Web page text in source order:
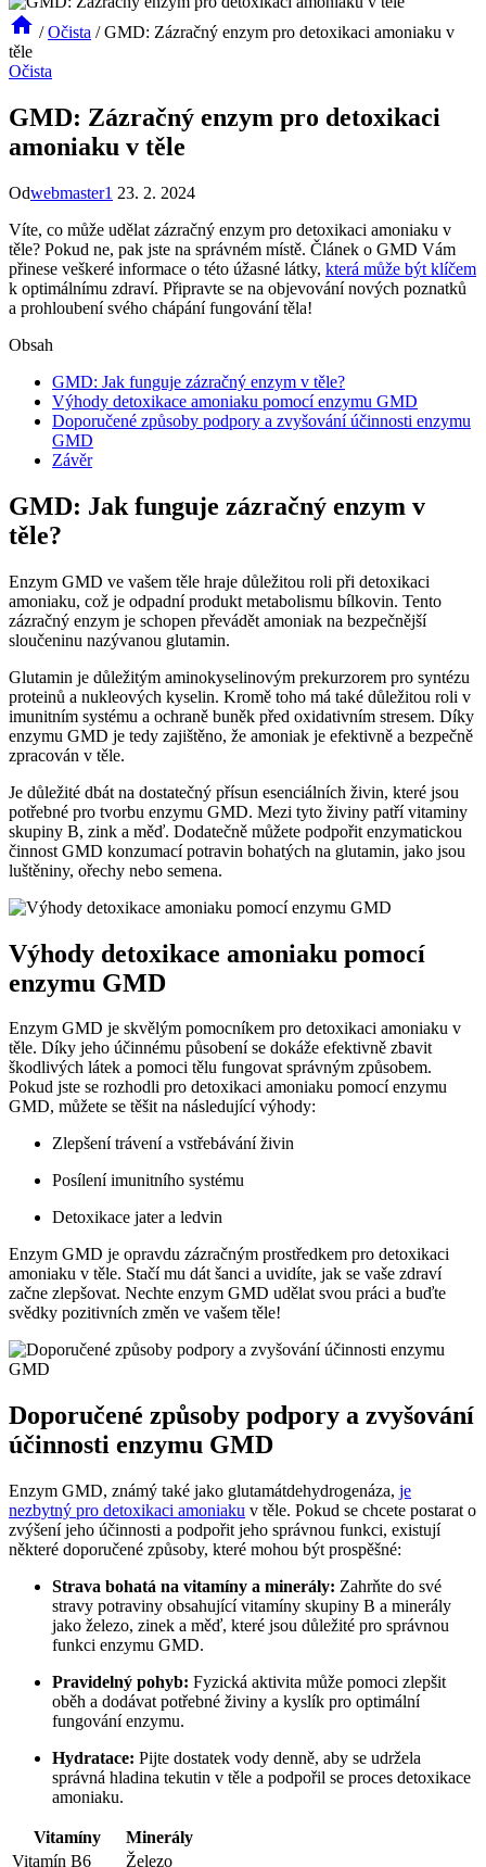
/ Očista / GMD: Zázračný enzym pro detoxikaci amoniaku v
těle
Očista
GMD: Zázračný enzym pro detoxikaci
amoniaku v těle
Odwebmaster1 23. 2. 2024
Víte, co může udělat zázračný enzym pro detoxikaci amoniaku v
těle? Pokud ne, pak jste na správném místě. Článek o GMD Vám
přinese veškeré informace o této úžasné látky, která může být klíčem
k optimálnímu zdraví. Připravte se na objevování nových poznatků
a prohloubení svého chápání fungování těla!
Obsah
GMD: Jak funguje zázračný enzym v těle?
Výhody detoxikace amoniaku pomocí enzymu GMD
Doporučené způsoby podpory a zvyšování účinnosti enzymu
GMD
Závěr
GMD: Jak funguje zázračný enzym v
těle?
Enzym GMD ve vašem těle hraje důležitou roli při detoxikaci
amoniaku, což je odpadní produkt metabolismu bílkovin. Tento
zázračný enzym je schopen převádět amoniak na bezpečnější
sloučeninu nazývanou glutamin.
Glutamin je důležitým aminokyselinovým prekurzorem pro syntézu
proteinů a nukleových kyselin. Kromě toho má také důležitou roli v
imunitním systému a ochraně buněk před oxidativním stresem. Díky
enzymu GMD je tedy zajištěno, že amoniak je efektivně a bezpečně
zpracován v těle.
Je důležité dbát na dostatečný přísun esenciálních živin, které jsou
potřebné pro tvorbu enzymu GMD. Mezi tyto živiny patří vitaminy
skupiny B, zink a měď. Dodatečně můžete podpořit enzymatickou
činnost GMD konzumací potravin bohatých na glutamin, jako jsou
luštěniny, ořechy nebo semena.
Výhody detoxikace amoniaku pomocí
enzymu GMD
Enzym GMD je skvělým pomocníkem pro detoxikaci amoniaku v
těle. Díky jeho účinnému působení se dokáže efektivně zbavit
škodlivých látek a pomoci tělu fungovat správným způsobem.
Pokud jste se rozhodli pro detoxikaci amoniaku pomocí enzymu
GMD, můžete se těšit na následující výhody:
Zlepšení trávení a vstřebávání živin
Posílení imunitního systému
Detoxikace jater a ledvin
Enzym GMD je opravdu zázračným prostředkem pro detoxikaci
amoniaku v těle. Stačí mu dát šanci a uvidíte, jak se vaše zdraví
začne zlepšovat. Nechte enzym GMD udělat svou práci a buďte
svědky pozitivních změn ve vašem těle!
Doporučené způsoby podpory a zvyšování
účinnosti enzymu GMD
Enzym GMD, známý také jako glutamátdehydrogenáza, je
nezbytný pro detoxikaci amoniaku v těle. Pokud se chcete postarat o
zvýšení jeho účinnosti a podpořit jeho správnou funkci, existují
některé doporučené způsoby, které mohou být prospěšné:
Strava bohatá na vitamíny a minerály: Zahrňte do své
stravy potraviny obsahující vitamíny skupiny B a minerály
jako železo, zinek a měď, které jsou důležité pro správnou
funkci enzymu GMD.
Pravidelný pohyb: Fyzická aktivita může pomoci zlepšit
oběh a dodávat potřebné živiny a kyslík pro optimální
fungování enzymu.
Hydratace: Pijte dostatek vody denně, aby se udržela
správná hladina tekutin v těle a podpořil se proces detoxikace
amoniaku.
Vitamíny
Minerály
Vitamín B6
Železo